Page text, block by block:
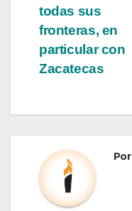
todas sus
fronteras, en
particular con
Zacatecas
Por